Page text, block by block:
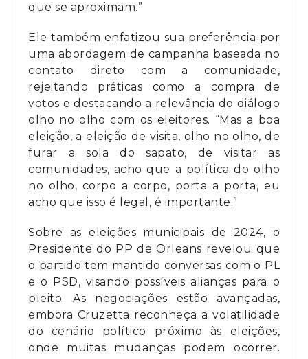
que se aproximam.”
Ele também enfatizou sua preferência por
uma abordagem de campanha baseada no
contato direto com a comunidade,
rejeitando práticas como a compra de
votos e destacando a relevância do diálogo
olho no olho com os eleitores. “Mas a boa
eleição, a eleição de visita, olho no olho, de
furar a sola do sapato, de visitar as
comunidades, acho que a política do olho
no olho, corpo a corpo, porta a porta, eu
acho que isso é legal, é importante.”
Sobre as eleições municipais de 2024, o
Presidente do PP de Orleans revelou que
o partido tem mantido conversas com o PL
e o PSD, visando possíveis alianças para o
pleito. As negociações estão avançadas,
embora Cruzetta reconheça a volatilidade
do cenário político próximo às eleições,
onde muitas mudanças podem ocorrer.